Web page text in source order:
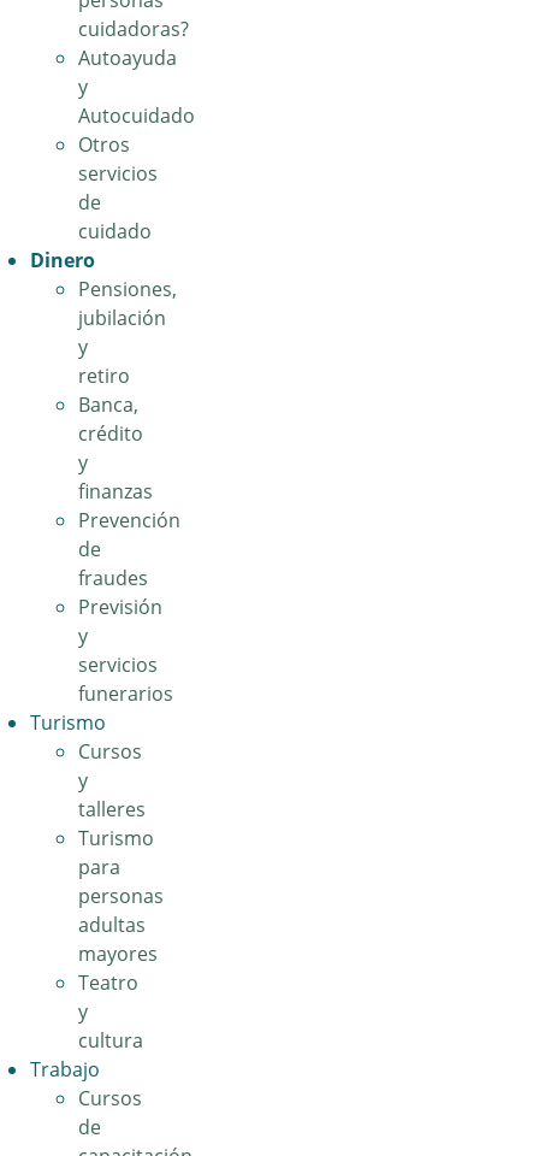
cuidadoras?
Autoayuda
y
Autocuidado
Otros
servicios
de
cuidado
Dinero
Pensiones,
jubilación
y
retiro
Banca,
crédito
y
finanzas
Prevención
de
fraudes
Previsión
y
servicios
funerarios
Turismo
Cursos
y
talleres
Turismo
para
personas
adultas
mayores
Teatro
y
cultura
Trabajo
Cursos
de